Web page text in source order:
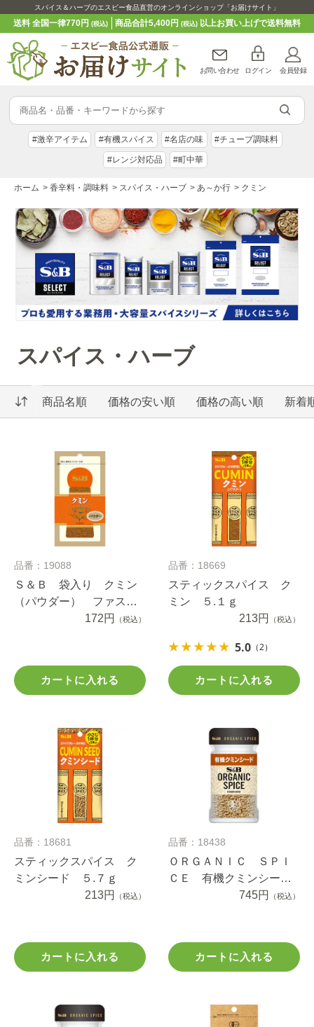
スパイス＆ハーブのエスビー食品直営のオンラインショップ「お届けサイト」
送料 全国一律770円(税込) 商品合計5,400円 (税込)以上お買い上げで送料無料
お問い合わせ ログイン 会員登録
#激辛アイテム #有機スパイス #名店の味 #チューブ調味料
#レンジ対応品 #町中華
ホーム > 香辛料・調味料 > スパイス・ハーブ > あ～か行 > クミン
スパイス・ハーブ
商品名順 価格の安い順 価格の高い順 新着
品番：19088
Ｓ＆Ｂ 袋入り クミン
（パウダー） ファスナ
ー付き １２ｇ172円 （税込）
カートに入れる
品番：18669
スティックスパイス ク
ミン ５.１ｇ
213円
（税込）
5.0 （2）
カートに入れる
品番：18681
スティックスパイス ク
ミンシード ５.７ｇ
213円
（税込）
カートに入れる
品番：18438
ＯＲＧＡＮＩＣ ＳＰＩ
ＣＥ 有機クミンシー
745円 （税込）
カートに入れる